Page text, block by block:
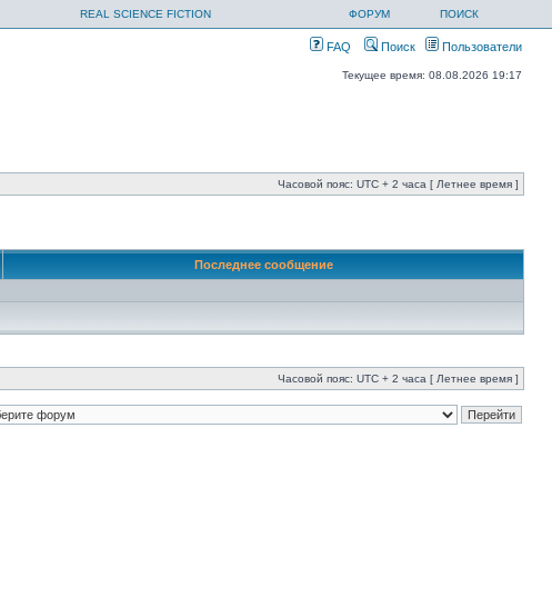
REAL SCIENCE FICTION ФОРУМ ПОИСК
FAQ Поиск Пользователи
Текущее время: 08.08.2026 19:17
Часовой пояс: UTC + 2 часа [ Летнее время ]
Последнее сообщение
Часовой пояс: UTC + 2 часа [ Летнее время ]